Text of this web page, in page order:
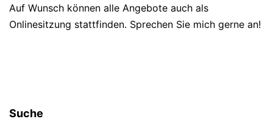
Auf Wunsch können alle Angebote auch als
Onlinesitzung stattfinden. Sprechen Sie mich gerne an!
Suche